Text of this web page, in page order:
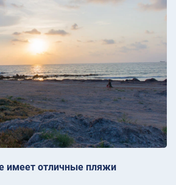
имеет отличные пляжи